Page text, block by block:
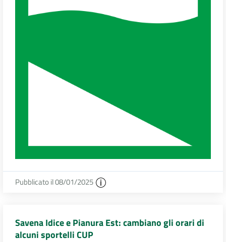
Pubblicato il 08/01/2025
Savena Idice e Pianura Est: cambiano gli orari di
alcuni sportelli CUP